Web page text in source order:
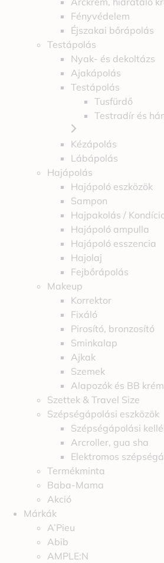
Fényvédelem
Éjszakai bőrápolás
Testápolás
Nyak- és dekoltázs
Ajakápolás
Testápolás
Tusfürdő
Testradír és
Kézápolás
Lábápolás
Hajápolás
Hajápoló eszközök
Sampon
Hajpakolás /
Hajápoló ampulla
Hajápoló esszencia
Hajolaj
Fejbőrápolás
Makeup
Korrektor
Fixáló
Pirosító, bronzosító
Sminkalap
Ajkak
Szemek
Alapozók és BB
Szettek & Travel Size
Szépségápolási eszközök
Szépségápolási
Arcroller, gua sha
Elektromos
Termékminta
Baba-Mama
Akció
Márkák
A’Pieu
Abib
AMPLE:N